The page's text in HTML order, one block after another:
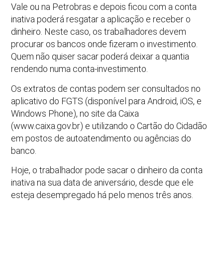
Vale ou na Petrobras e depois ficou com a conta
inativa poderá resgatar a aplicação e receber o
dinheiro. Neste caso, os trabalhadores devem
procurar os bancos onde fizeram o investimento.
Quem não quiser sacar poderá deixar a quantia
rendendo numa conta-investimento.
Os extratos de contas podem ser consultados no
aplicativo do FGTS (disponível para Android, iOS, e
Windows Phone), no site da Caixa
(www.caixa.gov.br) e utilizando o Cartão do Cidadão
em postos de autoatendimento ou agências do
banco.
Hoje, o trabalhador pode sacar o dinheiro da conta
inativa na sua data de aniversário, desde que ele
esteja desempregado há pelo menos três anos.